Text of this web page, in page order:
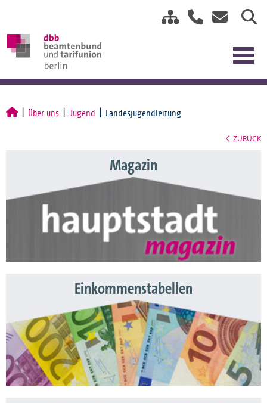
Über uns Jugend Landesjugendleitung
ZURÜCK
Magazin
Einkommenstabellen